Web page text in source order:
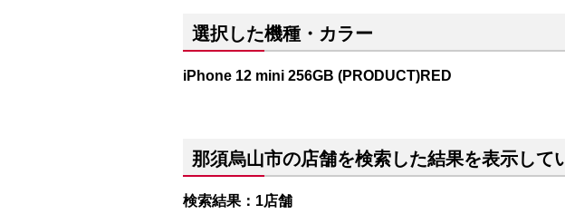
選択した機種・カラー
iPhone 12 mini 256GB (PRODUCT)RED
那須烏山市の店舗を検索した結果を表示して
検索結果：1店舗